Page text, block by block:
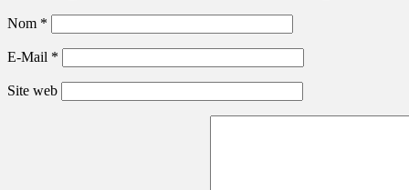
Nom *
E-Mail *
Site web